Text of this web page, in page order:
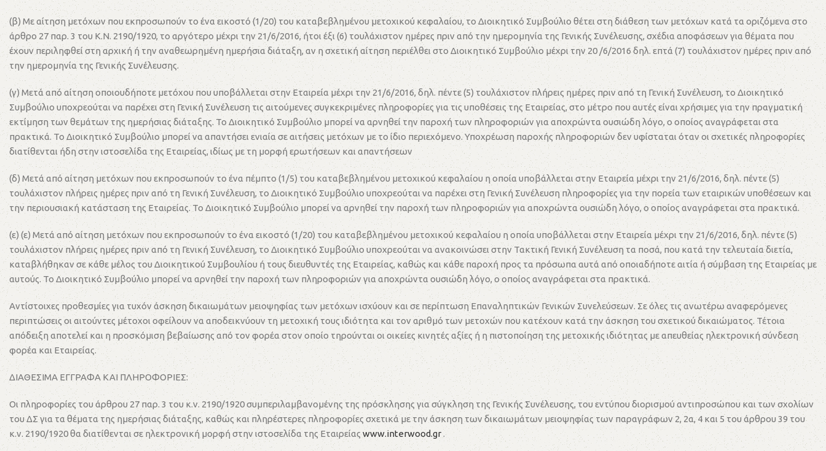
(β) Με αίτηση μετόχων που εκπροσωπούν το ένα εικοστό (1/20) του καταβεβλημένου μετοχικού κεφαλαίου, το Διοικητικό Συμβούλιο θέτει στη διάθεση των μετόχων κατά τα οριζόμενα στο
άρθρο 27 παρ. 3 του Κ.Ν. 2190/1920, το αργότερο μέχρι την 21/6/2016, ήτοι έξι (6) τουλάχιστον ημέρες πριν από την ημερομηνία της Γενικής Συνέλευσης, σχέδια αποφάσεων για θέματα που
έχουν περιληφθεί στη αρχική ή την αναθεωρημένη ημερήσια διάταξη, αν η σχετική αίτηση περιέλθει στο Διοικητικό Συμβούλιο μέχρι την 20 /6/2016 δηλ. επτά (7) τουλάχιστον ημέρες πριν από
την ημερομηνία της Γενικής Συνέλευσης.
(γ) Μετά από αίτηση οποιουδήποτε μετόχου που υποβάλλεται στην Εταιρεία μέχρι την 21/6/2016, δηλ. πέντε (5) τουλάχιστον πλήρεις ημέρες πριν από τη Γενική Συνέλευση, το Διοικητικό
Συμβούλιο υποχρεούται να παρέχει στη Γενική Συνέλευση τις αιτούμενες συγκεκριμένες πληροφορίες για τις υποθέσεις της Εταιρείας, στο μέτρο που αυτές είναι χρήσιμες για την πραγματική
εκτίμηση των θεμάτων της ημερήσιας διάταξης. Το Διοικητικό Συμβούλιο μπορεί να αρνηθεί την παροχή των πληροφοριών για αποχρώντα ουσιώδη λόγο, ο οποίος αναγράφεται στα
πρακτικά. Το Διοικητικό Συμβούλιο μπορεί να απαντήσει ενιαία σε αιτήσεις μετόχων με το ίδιο περιεχόμενο. Υποχρέωση παροχής πληροφοριών δεν υφίσταται όταν οι σχετικές πληροφορίες
διατίθενται ήδη στην ιστοσελίδα της Εταιρείας, ιδίως με τη μορφή ερωτήσεων και απαντήσεων
(δ) Μετά από αίτηση μετόχων που εκπροσωπούν το ένα πέμπτο (1/5) του καταβεβλημένου μετοχικού κεφαλαίου η οποία υποβάλλεται στην Εταιρεία μέχρι την 21/6/2016, δηλ. πέντε (5)
τουλάχιστον πλήρεις ημέρες πριν από τη Γενική Συνέλευση, το Διοικητικό Συμβούλιο υποχρεούται να παρέχει στη Γενική Συνέλευση πληροφορίες για την πορεία των εταιρικών υποθέσεων και
την περιουσιακή κατάσταση της Εταιρείας. Το Διοικητικό Συμβούλιο μπορεί να αρνηθεί την παροχή των πληροφοριών για αποχρώντα ουσιώδη λόγο, ο οποίος αναγράφεται στα πρακτικά.
(ε) (ε) Μετά από αίτηση μετόχων που εκπροσωπούν το ένα εικοστό (1/20) του καταβεβλημένου μετοχικού κεφαλαίου η οποία υποβάλλεται στην Εταιρεία μέχρι την 21/6/2016, δηλ. πέντε (5)
τουλάχιστον πλήρεις ημέρες πριν από τη Γενική Συνέλευση, το Διοικητικό Συμβούλιο υποχρεούται να ανακοινώσει στην Τακτική Γενική Συνέλευση τα ποσά, που κατά την τελευταία διετία,
καταβλήθηκαν σε κάθε μέλος του Διοικητικού Συμβουλίου ή τους διευθυντές της Εταιρείας, καθώς και κάθε παροχή προς τα πρόσωπα αυτά από οποιαδήποτε αιτία ή σύμβαση της Εταιρείας με
αυτούς. Το Διοικητικό Συμβούλιο μπορεί να αρνηθεί την παροχή των πληροφοριών για αποχρώντα ουσιώδη λόγο, ο οποίος αναγράφεται στα πρακτικά.
Αντίστοιχες προθεσμίες για τυχόν άσκηση δικαιωμάτων μειοψηφίας των μετόχων ισχύουν και σε περίπτωση Επαναληπτικών Γενικών Συνελεύσεων. Σε όλες τις ανωτέρω αναφερόμενες
περιπτώσεις οι αιτούντες μέτοχοι οφείλουν να αποδεικνύουν τη μετοχική τους ιδιότητα και τον αριθμό των μετοχών που κατέχουν κατά την άσκηση του σχετικού δικαιώματος. Τέτοια
απόδειξη αποτελεί και η προσκόμιση βεβαίωσης από τον φορέα στον οποίο τηρούνται οι οικείες κινητές αξίες ή η πιστοποίηση της μετοχικής ιδιότητας με απευθείας ηλεκτρονική σύνδεση
φορέα και Εταιρείας.
ΔΙΑΘΕΣΙΜΑ ΕΓΓΡΑΦΑ ΚΑΙ ΠΛΗΡΟΦΟΡΙΕΣ:
Οι πληροφορίες του άρθρου 27 παρ. 3 του κ.ν. 2190/1920 συμπεριλαμβανομένης της πρόσκλησης για σύγκληση της Γενικής Συνέλευσης, του εντύπου διορισμού αντιπροσώπου και των σχολίων
του ΔΣ για τα θέματα της ημερήσιας διάταξης, καθώς και πληρέστερες πληροφορίες σχετικά με την άσκηση των δικαιωμάτων μειοψηφίας των παραγράφων 2, 2α, 4 και 5 του άρθρου 39 του
κ.ν. 2190/1920 θα διατίθενται σε ηλεκτρονική μορφή στην ιστοσελίδα της Εταιρείαςwww.interwood.gr .